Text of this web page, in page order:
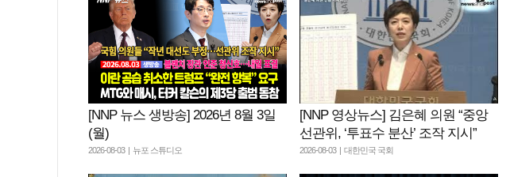
[NNP 뉴스 생방송] 2026년 8월 3일
(월)
2026-08-03 | 뉴포 스튜디오
[NNP 영상뉴스] 김은혜 의원 “중앙
선관위, ‘투표수 분산’ 조작 지시”
2026-08-03 | 대한민국 국회